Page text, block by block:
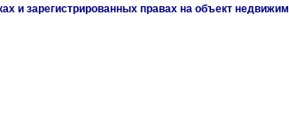
и зарегистрированных правах на объект